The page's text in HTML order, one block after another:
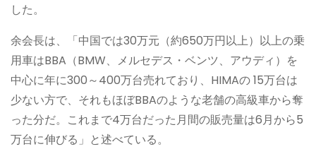
した。
余会長は、「中国では30万元（約650万円以上）以上の乗
用車はBBA（BMW、メルセデス・ベンツ、アウディ）を
中心に年に300～400万台売れており、HIMAの 15万台は
少ない方で、それもほぼBBAのような老舗の高級車から奪
った分だ。これまで4万台だった月間の販売量は6月から5
万台に伸びる」と述べている。